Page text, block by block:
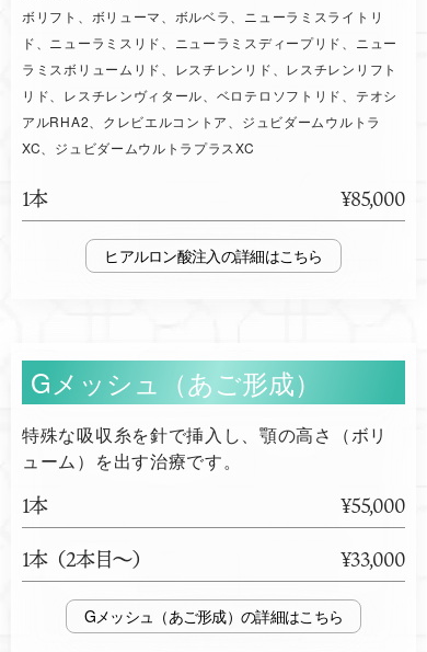
ボリフト、ボリューマ、ボルベラ、ニューラミスライトリ
ド、ニューラミスリド、ニューラミスディープリド、ニュー
ラミスボリュームリド、レスチレンリド、レスチレンリフト
リド、レスチレンヴィタール、ベロテロソフトリド、テオシ
アルRHA2、クレビエルコントア、ジュビダームウルトラ
XC、ジュビダームウルトラプラスXC
1本 ¥85,000
ヒアルロン酸注入
Gメッシュ（あご形成）
特殊な吸収糸を針で挿入し、顎の高さ（ボリ
ューム）を出す治療です。
1本
¥55,000
1本（2本目～）
¥33,000
Gメッシュ（あご形成）